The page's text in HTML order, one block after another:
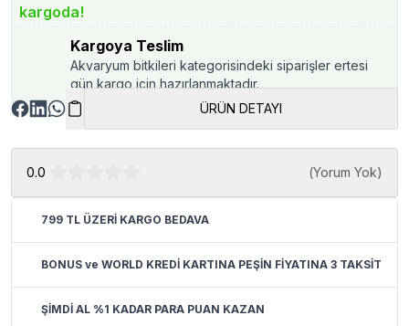
kargoda!
Kargoya Teslim
Akvaryum bitkileri kategorisindeki siparişler ertesi
gün kargo için hazırlanmaktadır.
ÜRÜN DETAYI
0.0 (Yorum Yok)
799 TL ÜZERİ KARGO BEDAVA
BONUS ve WORLD KREDİ KARTINA PEŞİN FİYATINA 3 TAKSİT
ŞİMDİ AL %1 KADAR PARA PUAN KAZAN